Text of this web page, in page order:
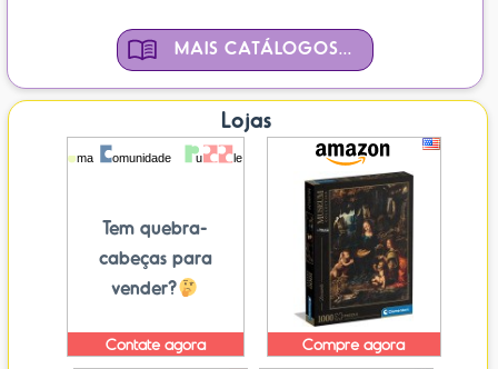
MAIS CATÁLOGOS...
Lojas
Tem quebra-
cabeças para
vender?
Contate agora Compre agora